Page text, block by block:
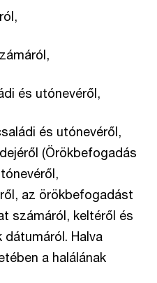
és utónevéről,
és utónevéről,
(Örökbefogadás
az örökbefogadást
számáról, keltéről és
dátumáról. Halva
a halálának